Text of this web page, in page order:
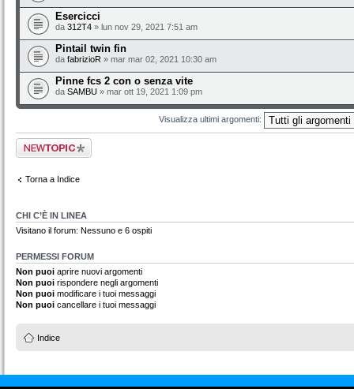
Esercicci
da 312T4 » lun nov 29, 2021 7:51 am
Pintail twin fin
da fabrizioR » mar mar 02, 2021 10:30 am
Pinne fcs 2 con o senza vite
da SAMBU » mar ott 19, 2021 1:09 pm
Visualizza ultimi argomenti:
Scrivi un nuovo
argomento
Torna a Indice
CHI C’È IN LINEA
Visitano il forum: Nessuno e 6 ospiti
PERMESSI FORUM
Non puoi aprire nuovi argomenti
Non puoi rispondere negli argomenti
Non puoi modificare i tuoi messaggi
Non puoi cancellare i tuoi messaggi
Indice